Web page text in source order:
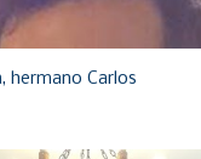
hermano Carlos